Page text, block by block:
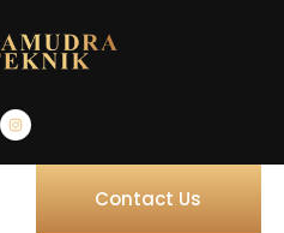
Contact Us